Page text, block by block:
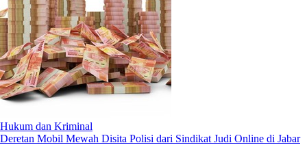
Hukum dan Kriminal
Deretan Mobil Mewah Disita Polisi dari Sindikat Judi Online di Jabar